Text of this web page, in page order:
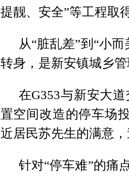
提靓、安全”等工程取
从“脏乱差”到“小
转身，是新安镇城乡
在G353与新安大
置空间改造的停车场
近居民苏先生的满意
针对“停车难”的痛